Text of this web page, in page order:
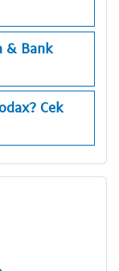
& Bank
Cek